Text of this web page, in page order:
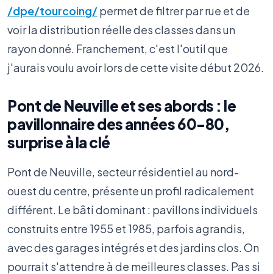
/dpe/tourcoing/permet de filtrer par rue et de
voir la distribution réelle des classes dans un
rayon donné. Franchement, c'est l'outil que
j'aurais voulu avoir lors de cette visite début 2026.
Pont de Neuville et ses abords : le
pavillonnaire des années 60-80,
surprise à la clé
Pont de Neuville, secteur résidentiel au nord-
ouest du centre, présente un profil radicalement
différent. Le bâti dominant : pavillons individuels
construits entre 1955 et 1985, parfois agrandis,
avec des garages intégrés et des jardins clos. On
pourrait s'attendre à de meilleures classes. Pas si